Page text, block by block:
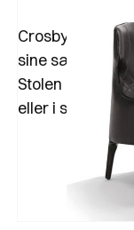
Crosby chair
sine særegne
Stolen kommer
eller i skinn og